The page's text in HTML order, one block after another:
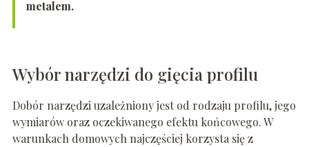
metalem.
Wybór narzędzi do gięcia profilu
Dobór narzędzi uzależniony jest od rodzaju profilu, jego
wymiarów oraz oczekiwanego efektu końcowego. W
warunkach domowych najczęściej korzysta się z